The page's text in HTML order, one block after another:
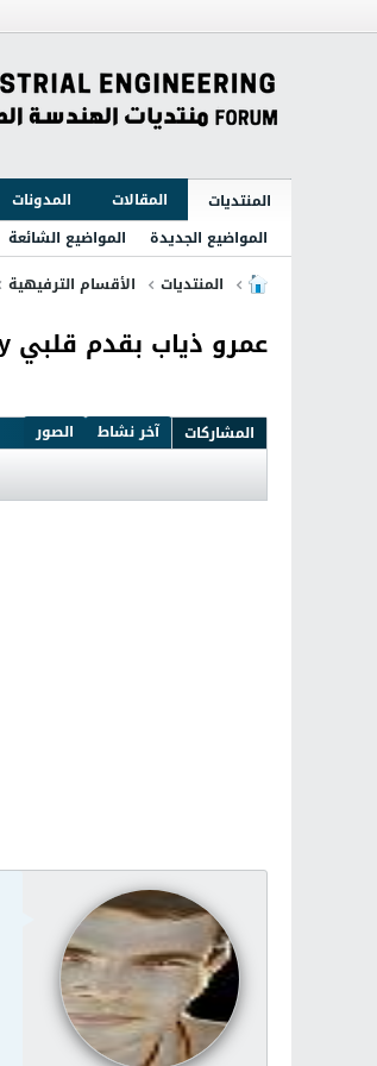
المنتديات المقالات المدونات
المواضيع الجديدة
المواضيع الشائعة
المنتديات
الأقسام الترفيهية
عمرو ذياب بقدم قلبي AMR DIAB Baadim Alby
المشاركات آخر نشاط الصور